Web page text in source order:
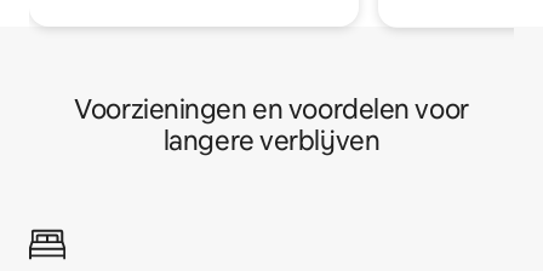
Voorzieningen en voordelen voor
langere verblijven